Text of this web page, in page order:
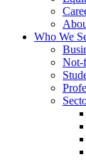
Who We
Not-